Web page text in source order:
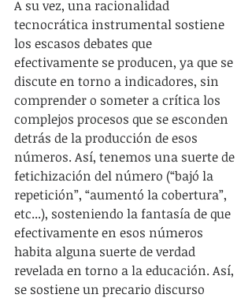
A su vez, una racionalidad
tecnocrática instrumental sostiene
los escasos debates que
efectivamente se producen, ya que se
discute en torno a indicadores, sin
comprender o someter a crítica los
complejos procesos que se esconden
detrás de la producción de esos
números. Así, tenemos una suerte de
fetichización del número (“bajó la
repetición”, “aumentó la cobertura”,
etc...), sosteniendo la fantasía de que
efectivamente en esos números
habita alguna suerte de verdad
revelada en torno a la educación. Así,
se sostiene un precario discurso